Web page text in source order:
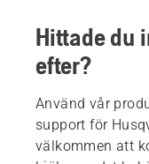
Hittade du
efter?
Använd vår
support för
välkommen att